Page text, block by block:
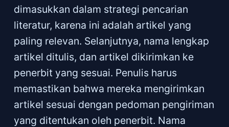
dimasukkan dalam strategi pencarian
literatur, karena ini adalah artikel yang
paling relevan. Selanjutnya, nama lengkap
artikel ditulis, dan artikel dikirimkan ke
penerbit yang sesuai. Penulis harus
memastikan bahwa mereka mengirimkan
artikel sesuai dengan pedoman pengiriman
yang ditentukan oleh penerbit. Nama